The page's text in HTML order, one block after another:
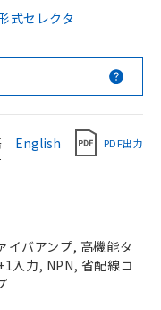
式セレクタ
English PDF出力
イバアンプ, 高機能タ
入力, NPN, 省配線コ